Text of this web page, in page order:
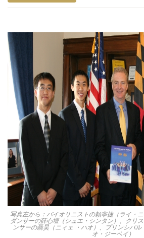
写真左から：バイオリニストの頼寧捷（ライ・
ダンサーの薛心壇（シュエ・シンタン）、クリ
ンサーの聶昊（ニィェ ・ハオ）、プリンシパ
オ・ジーベイ）